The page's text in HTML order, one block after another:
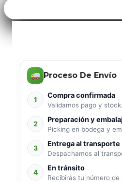
Proceso De Envío
1 Compra confirmada
Validamos pago y
2 Preparación y
Picking en bodega y
3 Entrega al transporte
Despachamos al
4 En tránsito
Recibirás tu número